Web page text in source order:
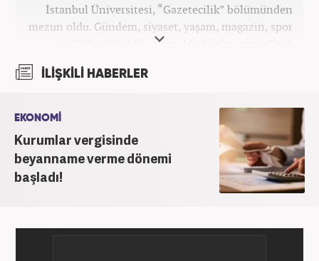
İstanbul Üniversitesi, “Gazetecilik” bölümünden
mezun oldu. Gündem, siyaset, yaşam, magazin, spor
ve SEO editörlüğü yaptı. Meslek hayatına Ocak
İLİŞKİLİ HABERLER
EKONOMİ
Kurumlar vergisinde
beyanname verme dönemi
başladı!